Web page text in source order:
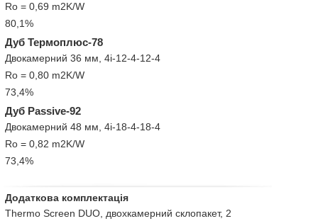
Ro = 0,69 m2K/W
80,1%
Дуб Термоплюс-78
Двокамерний 36 мм, 4і-12-4-12-4
Ro = 0,80 m2K/W
73,4%
Дуб Passive-92
Двокамерний 48 мм, 4і-18-4-18-4
Ro = 0,82 m2K/W
73,4%
Додаткова комплектація
Thermo Screen DUO, двохкамерний склопакет, 2